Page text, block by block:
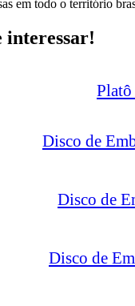
em todo o território
interessar!
Disco de
Disco de
Disco de